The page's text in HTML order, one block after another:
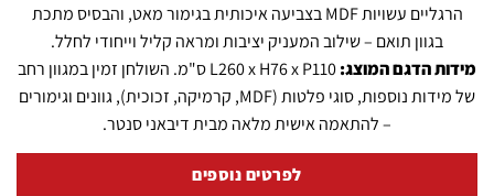
הרגליים עשויות MDF בצביעה איכותית בגימור מאט, והבסיס מתכת
בגוון תואם – שילוב המעניק יציבות ומראה קליל וייחודי לחלל.
מידות הדגם המוצג:
L260 x H76 x P110 ס"מ. השולחן זמין במגוון רחב
של מידות נוספות, סוגי פלטות (MDF, קרמיקה, זכוכית), גוונים וגימורים
– להתאמה אישית מלאה מבית דיבאני סנטר.
לפרטים נוספים